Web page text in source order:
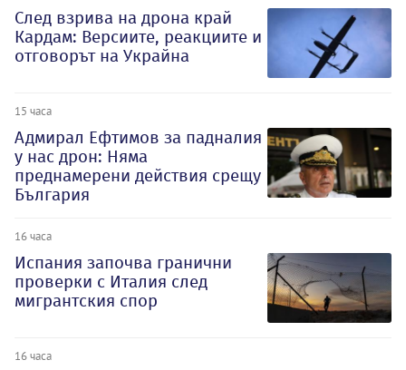
След взрива на дрона край
Кардам: Версиите, реакциите и
отговорът на Украйна
15 часа
Адмирал Ефтимов за падналия
у нас дрон: Няма
преднамерени действия срещу
България
16 часа
Испания започва гранични
проверки с Италия след
мигрантския спор
16 часа